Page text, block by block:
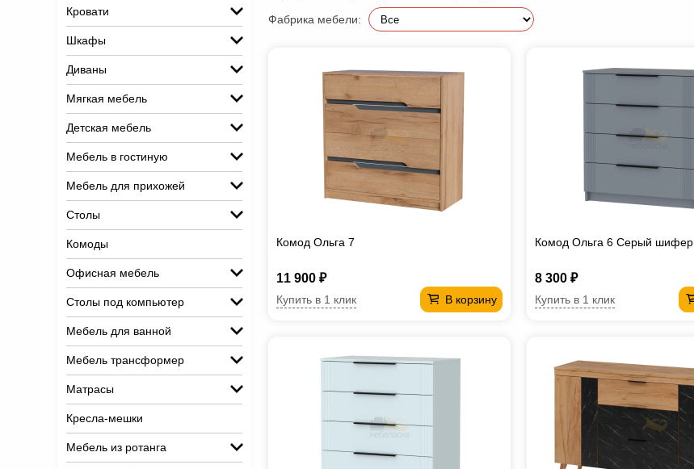
Кровати
Шкафы
Диваны
Мягкая мебель
Детская мебель
Мебель в гостиную
Мебель для прихожей
Столы
Комоды
Офисная мебель
Столы под компьютер
Мебель для ванной
Мебель трансформер
Матрасы
Кресла-мешки
Мебель из ротанга
Фабрика мебели:
Комод Ольга 7
11 900 ₽
В корзину
Купить в 1 клик
Комод Ольга 6 Серый шифер
8 300 ₽
Купить в 1 клик